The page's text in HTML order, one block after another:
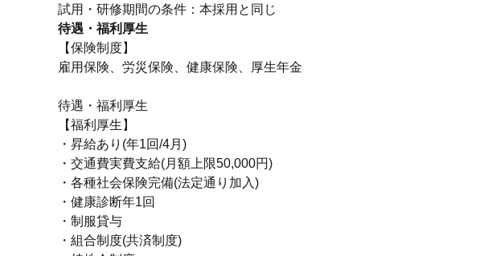
待遇・福利厚生
【保険制度】
雇用保険、労災保険、健康保険、厚生年金
待遇・福利厚生
【福利厚生】
・昇給あり(年1回/4月)
・交通費実費支給(月額上限50,000円)
・各種社会保険完備(法定通り加入)
・健康診断年1回
・制服貸与
・組合制度(共済制度)